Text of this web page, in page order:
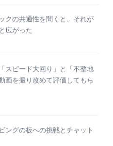
クの共通性を聞くと、それが
広がった
スピード大回り」と「不整地
画を撮り改めて評価してもら
ングの板への挑戦とチャット